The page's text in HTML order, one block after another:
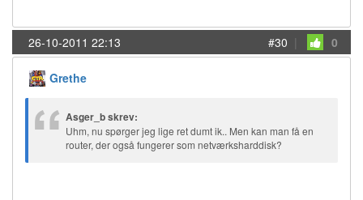
26-10-2011 22:13 #30 | 0
Grethe
Asger_b skrev:
Uhm, nu spørger jeg lige ret dumt ik.. Men kan man få en
router, der også fungerer som netværksharddisk?